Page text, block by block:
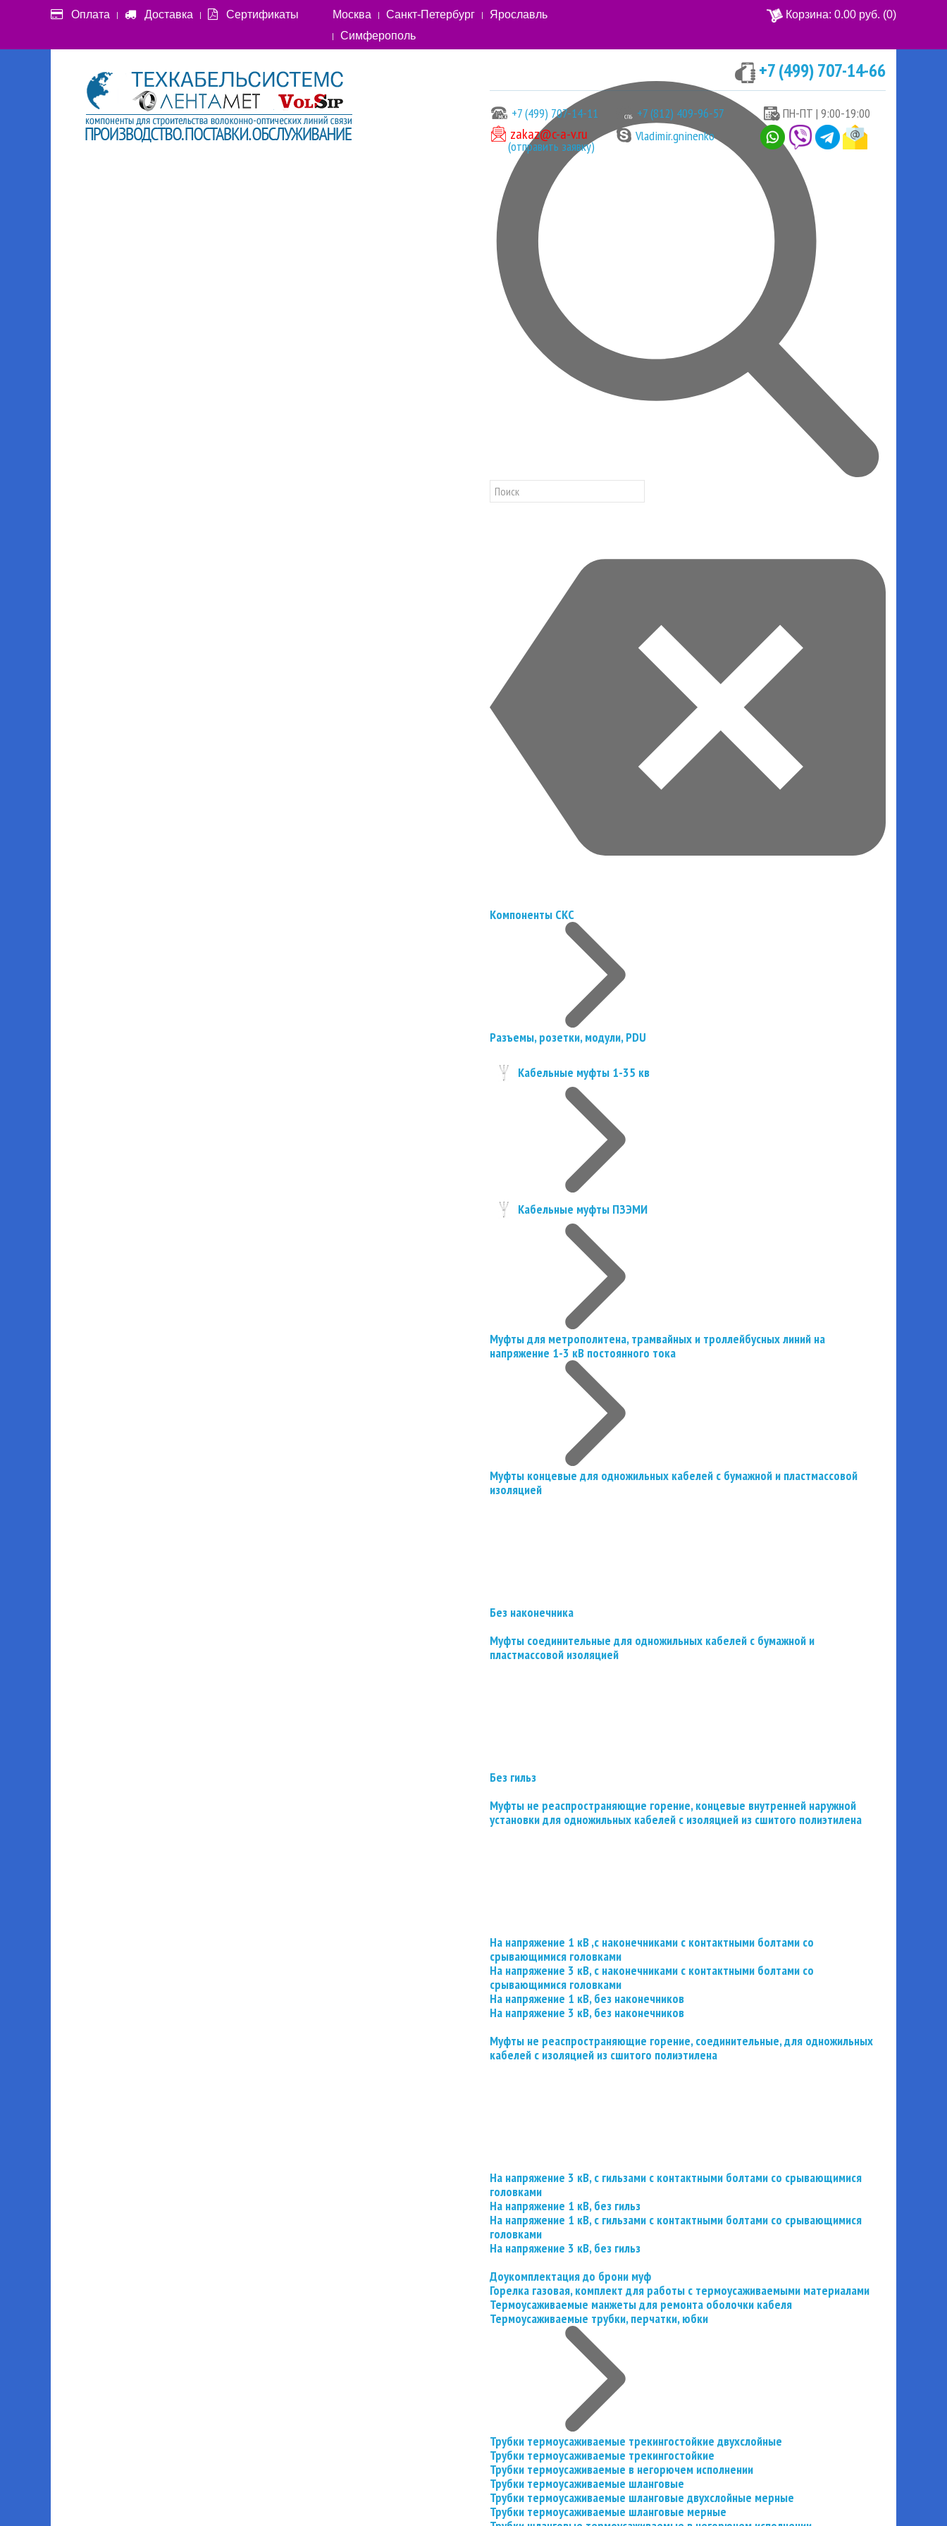
Оплата Доставка Сертификаты Москва Санкт-Петербург
Ярославль
Симферополь
Корзина: 0.00 руб. (0)
+7 (499) 707-14-66
+7 (499) 707-14-11 +7 (812) 409-96-57 ПН-ПТ | 9:00-19:00
zakaz@c-a-v.ru
(отправить заявку)
Vladimir.gninenko
Компоненты СКС
Разъемы, розетки, модули, PDU
Кабельные муфты 1-35 кв
Кабельные муфты ПЗЭМИ
Муфты для метрополитена, трамвайных и троллейбусных линий на
напряжение 1-3 кВ постоянного тока
Муфты концевые для одножильных кабелей с бумажной и пластмассовой
изоляцией
Без наконечника
Муфты соединительные для одножильных кабелей с бумажной и
пластмассовой изоляцией
Без гильз
Муфты не реаспространяющие горение, концевые внутренней наружной
установки для одножильных кабелей с изоляцией из сшитого полиэтилена
На напряжение 1 кВ ,с наконечниками с контактными болтами со
срывающимися головками
На напряжение 3 кВ, с наконечниками с контактными болтами со
срывающимися головками
На напряжение 1 кВ, без наконечников
На напряжение 3 кВ, без наконечников
Муфты не реаспространяющие горение, соединительные, для одножильных
кабелей с изоляцией из сшитого полиэтилена
На напряжение 3 кВ, с гильзами с контактными болтами со срывающимися
головками
На напряжение 1 кВ, без гильз
На напряжение 1 кВ, с гильзами с контактными болтами со срывающимися
головками
На напряжение 3 кВ, без гильз
Доукомплектация до брони муф
Горелка газовая, комплект для работы с термоусаживаемыми материалами
Термоусаживаемые манжеты для ремонта оболочки кабеля
Термоусаживаемые трубки, перчатки, юбки
Трубки термоусаживаемые трекингостойкие двухслойные
Трубки термоусаживаемые трекингостойкие
Трубки термоусаживаемые в негорючем исполнении
Трубки термоусаживаемые шланговые
Трубки термоусаживаемые шланговые двухслойные мерные
Трубки термоусаживаемые шланговые мерные